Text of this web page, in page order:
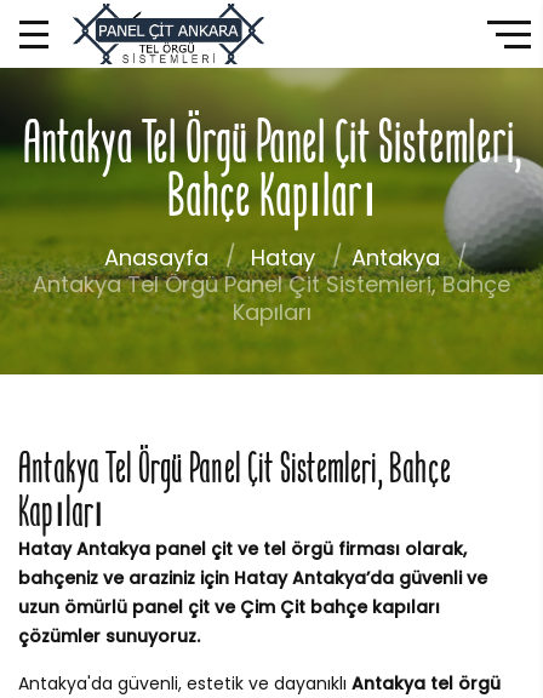
Antakya Tel Örgü Panel Çit Sistemleri,
Bahçe Kapıları
Anasayfa Hatay
Antakya
Antakya Tel Örgü Panel Çit Sistemleri, Bahçe
Kapıları
Antakya Tel Örgü Panel Çit Sistemleri, Bahçe
Kapıları
Hatay Antakya panel çit ve tel örgü firması olarak,
bahçeniz ve araziniz için Hatay Antakya’da güvenli ve
uzun ömürlü panel çit ve Çim Çit bahçe kapıları
çözümler sunuyoruz.
Antakya'da güvenli, estetik ve dayanıklı Antakya tel örgü